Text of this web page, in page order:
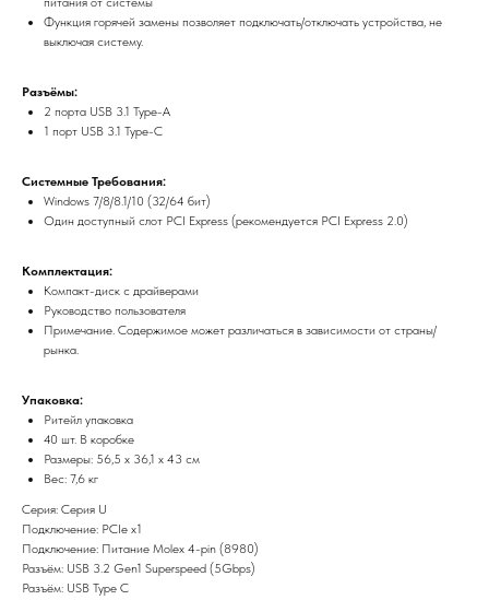
Функция горячей замены позволяет подключать/отключать устройства, не
выключая систему.
Разъёмы:
2 порта USB 3.1 Type-A
1 порт USB 3.1 Type-C
Системные Требования:
Windows 7/8/8.1/10 (32/64 бит)
Один доступный слот PCI Express (рекомендуется PCI Express 2.0)
Комплектация:
Компакт-диск с драйверами
Руководство пользователя
Примечание. Содержимое может различаться в зависимости от страны/
рынка.
Упаковка:
Ритейл упаковка
40 шт. В коробке
Размеры: 56,5 х 36,1 х 43 см
Вес: 7,6 кг
Серия: Серия U
Подключение: PCIe x1
Подключение: Питание Molex 4-pin (8980)
Разъём: USB 3.2 Gen1 Superspeed (5Gbps)
Разъём: USB Type C